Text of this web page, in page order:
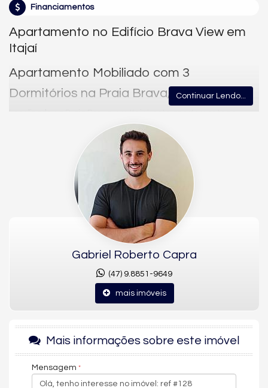
Financiamentos
Apartamento no Edifício Brava View em
Itajaí
Apartamento Mobiliado com 3
Dormitórios na Praia Brava, Itajaí
Edifício Brava View está pronto para morar e totalmente
mobiliado. São 80,25 m² privativos (146,50 m² de área total), com
3 dormitórios, sendo 1 suíte, 2 banheiros e 2 vagas de garagem.
Ambientes do apartamento
Sala de estar e sala de jantar
Sacada com churrasqueira
Acabamentos e conforto
Acabamento em gesso
Móveis planejados
Aquecimento de água
Estrutura do empreendimento
O condomínio oferece piscina, salão de festas, sala de jogos,
brinquedoteca e entrada para banhistas, além de câmeras de
Continuar Lendo...
Gabriel Roberto Capra
(47) 9.8851-9649
mais imóveis
Mais informações sobre este imóvel
Mensagem